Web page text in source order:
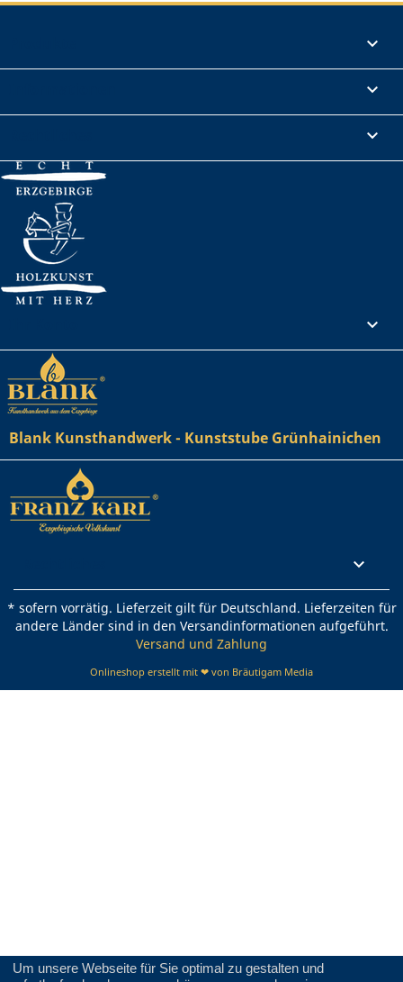
Um unsere Webseite für Sie optimal zu gestalten und




Blank Kunsthandwerk - Kunststube Grünhainichen

* sofern vorrätig. Lieferzeit gilt für Deutschland. Lieferzeiten für
andere Länder sind in den Versandinformationen aufgeführt.
Versand und Zahlung
Onlineshop erstellt mit ❤ von Bräutigam Media